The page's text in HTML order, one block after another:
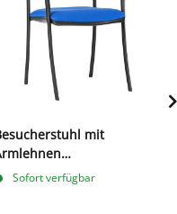
mit
Sofort verfügbar